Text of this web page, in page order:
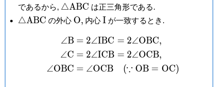
であるから, \triangle\mathrm{ABC}
△ABC は正三角形である.
\triangle\mathrm{ABC}
△ABC の外心 \mathrm
O, 内心 \mathrm
I が一致するとき.
\begin{aligned}
∠B
∠C
∠OBC
= 2∠IBC = 2∠OBC,
= 2∠ICB = 2∠OCB,
= ∠OCB (∵ OB = OC)